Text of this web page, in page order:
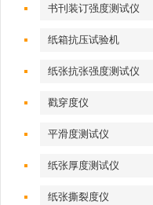
书刊装订强度测试仪
纸箱抗压试验机
纸张抗张强度测试仪
戳穿度仪
平滑度测试仪
纸张厚度测试仪
纸张撕裂度仪